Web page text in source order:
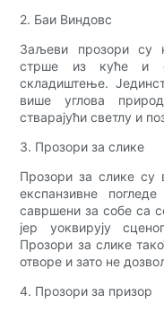
2. Баи Виндовс
Заљеви прозори су
стрше из куће и
складиштење.
више углова
стварајући светлу и
3. Прозори за слике
Прозори за слике су
експанзивне
савршени за собе са
јер уоквирују
Прозори за слике
отворе и зато не
4. Прозори за призор